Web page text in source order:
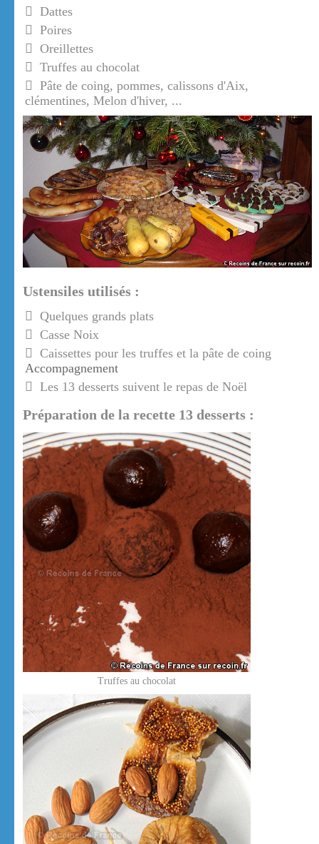
Dattes
Poires
Oreillettes
Truffes au chocolat
Pâte de coing, pommes, calissons d'Aix,
clémentines, Melon d'hiver, ...
Ustensiles utilisés :
Quelques grands plats
Casse Noix
Caissettes pour les truffes et la pâte de coing
Accompagnement
Les 13 desserts suivent le repas de Noël
Préparation de la recette 13 desserts :
Truffes au chocolat